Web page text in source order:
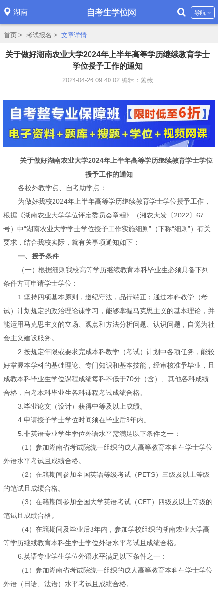
湖南 导航
首页 > 考试报名 > 文章详情
关于做好湖南农业大学2024年上半年高等学历继续教育学士
学位​授予工作的通知
2024-04-26 09:40:02 编辑：紫薇
关于做好湖南农业大学2024年上半年高等学历继续教育学士学位
授予工作的通知
各校外教学点、自考助学点：
为做好我校2024年上半年高等学历继续教育学士学位授予工作，
根据《湖南农业大学学位评定委员会章程》（湘农大发〔2022〕67
号）中“湖南农业大学学士学位授予工作实施细则”（下称“细则”）有关
要求，结合我校实际，就有关事项通知如下：
一、授予条件
（一）根据细则我校高等学历继续教育本科毕业生必须具备下列
条件方可申请学士学位：
1.坚持四项基本原则，遵纪守法，品行端正；通过本科教学（考
试）计划规定的政治理论课学习，能够掌握马克思主义的基本理论，并
能运用马克思主义的立场、观点和方法分析问题、认识问题，自觉为社
会主义建设服务。
2.按规定年限或要求完成本科教学（考试）计划中各项任务，能较
好掌握本学科的基础理论、专门知识和基本技能，经审核准予毕业，且
成教本科毕业生学位课程成绩每科不低于70分（含）、其他各科成绩
合格，自考本科毕业生各科课程考试成绩合格。
3.毕业论文（设计）获得中等及以上成绩。
4.申请授予学士学位时间须在毕业后3年内。
5.非英语专业学生学位外语水平需满足以下条件之一：
（1）参加湖南省考试院统一组织的成人高等教育本科生学士学位
外语水平考试且成绩合格。
（2）在籍期间参加全国英语等级考试（PETS）三级及以上等级
的笔试且成绩合格。
（3）在籍期间参加全国大学英语考试（CET）四级及以上等级的
笔试且成绩合格。
（4）在籍期间及毕业后3年内，参加学校组织的湖南农业大学高
等学历继续教育本科生学士学位外语水平考试且成绩合格。
6.英语专业学生学位外语水平满足以下条件之一：
（1）参加湖南省考试院统一组织的成人高等教育本科生学士学位
外语（日语、法语）水平考试且成绩合格。